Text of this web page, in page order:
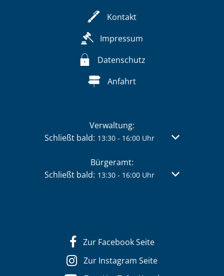
Kontakt
Impressum
Datenschutz
Anfahrt
Verwaltung:
Klicken, um weitere Öffnungs- oder
Schließt bald: 13:30 - 16:00 Uhr Von 13:30 bis
Bürgeramt:
Klicken, um weitere Öffnungs- oder
Schließt bald: 13:30 - 16:00 Uhr Von 13:30 bis
Zur Facebook Seite
Zur Instagram Seite